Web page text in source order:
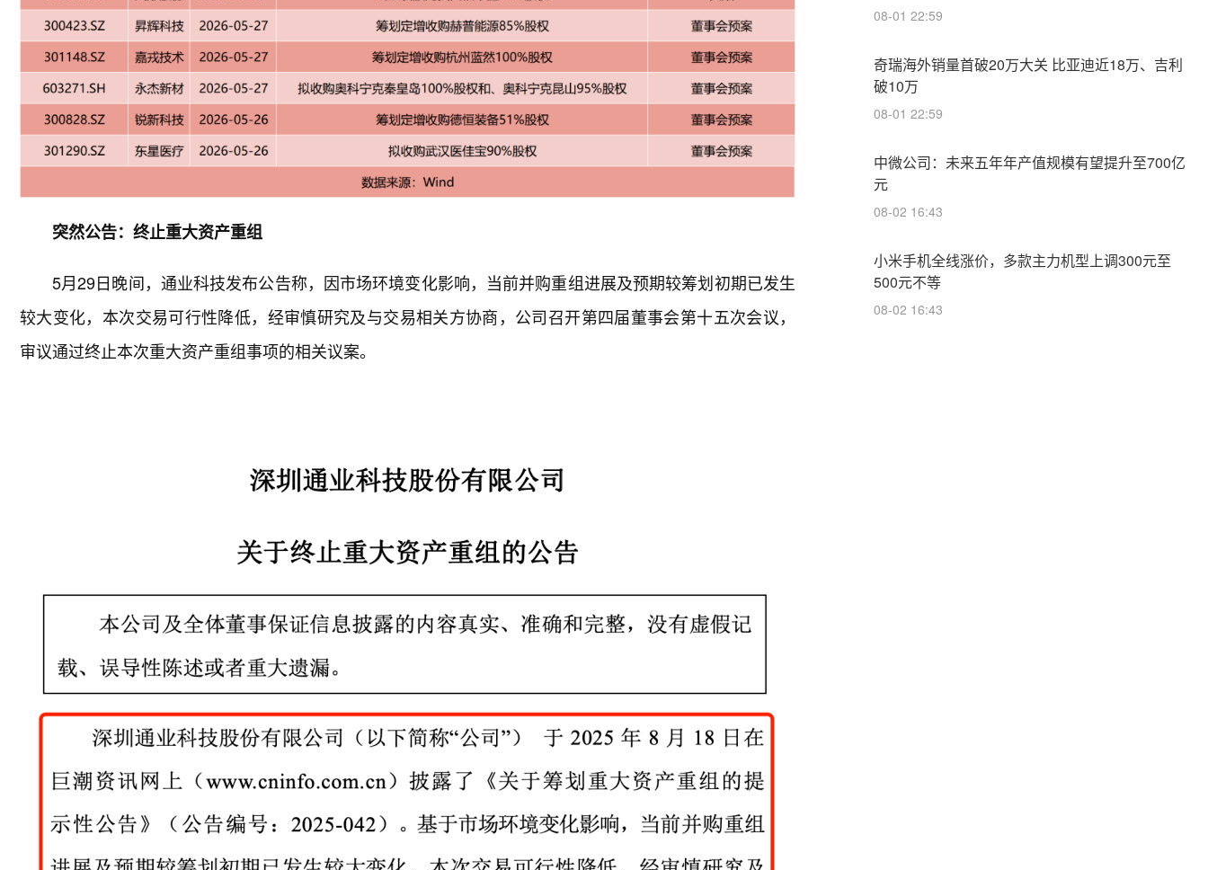
突然公告：终止重大资产重组
5月29日晚间，通业科技发布公告称，因市场环境变化影响，当前并购重组进展及预期较筹划初期已发生
较大变化，本次交易可行性降低，经审慎研究及与交易相关方协商，公司召开第四届董事会第十五次会议，
审议通过终止本次重大资产重组事项的相关议案。
08-01 22:59
奇瑞海外销量首破20万大关 比亚迪近18万、吉利
破10万
08-01 22:59
中微公司：未来五年年产值规模有望提升至700亿
元
08-02 16:43
小米手机全线涨价，多款主力机型上调300元至
500元不等
08-02 16:43